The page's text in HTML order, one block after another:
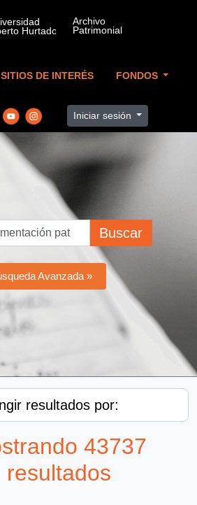
SITIOS DE INTERÉS FONDOS
Iniciar sesión
Buscar
Avanzada »
resultados por:
43737
resultados